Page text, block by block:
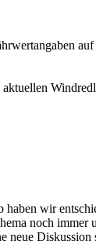
haben wir
noch immer
neue Diskussion